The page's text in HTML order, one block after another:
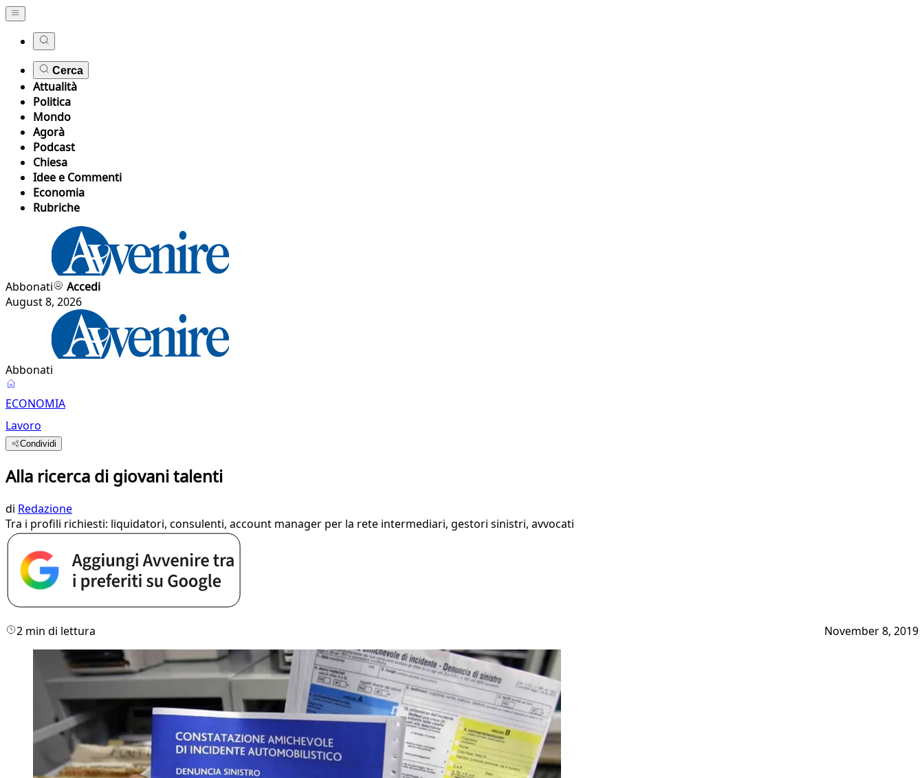
Cerca
Attualità
Politica
Mondo
Agorà
Podcast
Chiesa
Idee e Commenti
Economia
Rubriche
Abbonati
Accedi
August 8, 2026
Abbonati
ECONOMIA
Lavoro
Condividi
Alla ricerca di giovani talenti
di Redazione
Tra i profili richiesti: liquidatori, consulenti, account manager per la rete intermediari, gestori sinistri, avvocati
2 min di lettura November 8, 2019